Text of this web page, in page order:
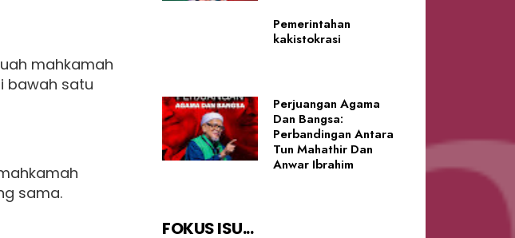
mahkamah
bawah satu
sama.
Pemerintahan
kakistokrasi
Perjuangan Agama
Dan Bangsa:
Perbandingan Antara
Tun Mahathir Dan
Anwar Ibrahim
FOKUS ISU...